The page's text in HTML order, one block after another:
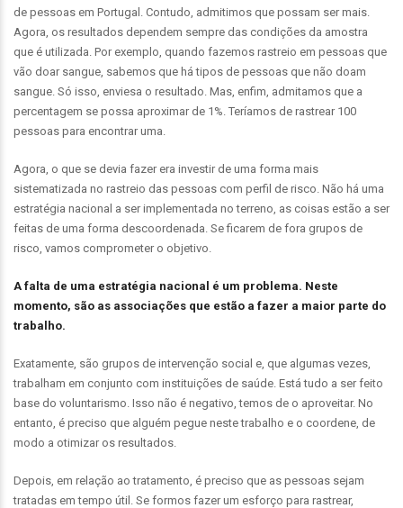
de pessoas em Portugal. Contudo, admitimos que possam ser mais.
Agora, os resultados dependem sempre das condições da amostra
que é utilizada. Por exemplo, quando fazemos rastreio em pessoas que
vão doar sangue, sabemos que há tipos de pessoas que não doam
sangue. Só isso, enviesa o resultado. Mas, enfim, admitamos que a
percentagem se possa aproximar de 1%. Teríamos de rastrear 100
pessoas para encontrar uma.
Agora, o que se devia fazer era investir de uma forma mais
sistematizada no rastreio das pessoas com perfil de risco. Não há uma
estratégia nacional a ser implementada no terreno, as coisas estão a ser
feitas de uma forma descoordenada. Se ficarem de fora grupos de
risco, vamos comprometer o objetivo.
A falta de uma estratégia nacional é um problema. Neste
momento, são as associações que estão a fazer a maior parte do
trabalho.
Exatamente, são grupos de intervenção social e, que algumas vezes,
trabalham em conjunto com instituições de saúde. Está tudo a ser feito
base do voluntarismo. Isso não é negativo, temos de o aproveitar. No
entanto, é preciso que alguém pegue neste trabalho e o coordene, de
modo a otimizar os resultados.
Depois, em relação ao tratamento, é preciso que as pessoas sejam
tratadas em tempo útil. Se formos fazer um esforço para rastrear,